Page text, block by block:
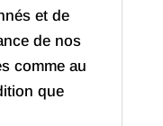
et de
de nos
comme au
que